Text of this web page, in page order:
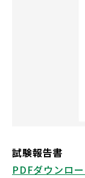
試験報告書
PDFダウンロー